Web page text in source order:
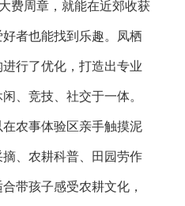
费周章，就能在近郊收获
者也能找到乐趣。凤栖
行了优化，打造出专业
、竞技、社交于一体。
农事体验区亲手触摸泥
、农耕科普、田园劳作
带孩子感受农耕文化，